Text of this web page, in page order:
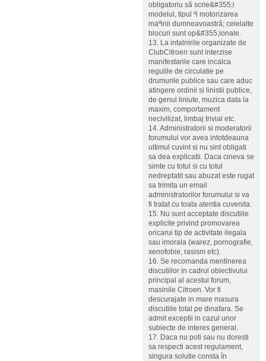
obligatoriu sã scrie&#355;i
modelul, tipul ºi motorizarea
maºinii dumneavoastrã; celelalte
blocuri sunt op&#355;ionale.
13. La intalnirile organizate de
ClubCitroen sunt interzise
manifestarile care incalca
regulile de circulatie pe
drumurile publice sau care aduc
atingere ordinii si linistii publice,
de genul liniute, muzica data la
maxim, comportament
necivilizat, limbaj trivial etc.
14. Administratorii si moderatorii
forumului vor avea intotdeauna
ultimul cuvint si nu sint obligati
sa dea explicatii. Daca cineva se
simte cu totul si cu totul
nedreptatit sau abuzat este rugat
sa trimita un email
administratorilor forumului si va
fi tratat cu toata atentia cuvenita.
15. Nu sunt acceptate discutiile
explicite privind promovarea
oricarui tip de activitate ilegala
sau imorala (warez, pornografie,
xenofobie, rasism etc).
16. Se recomanda mentinerea
discutiilor in cadrul obiectivului
principal al acestui forum,
masinile Citroen. Vor fi
descurajate in mare masura
discutiile total pe dinafara. Se
admit exceptii in cazul unor
subiecte de interes general.
17. Daca nu poti sau nu doresti
sa respecti acest regulament,
singura solutie consta în